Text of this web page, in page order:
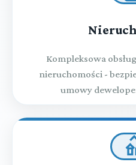
Kompleksowa
nieruchomości -
umowy